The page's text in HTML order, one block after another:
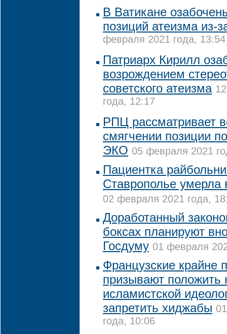
В Ватикане
позиций атеизма из-
февраля 2021 года, 13:54
Патриарх Кирилл
возрождением
советского атеизма
года, 12:17
РПЦ рассматривает
смягчении позиции
ЭКО 05 февраля 2021
Пациентка
Ставрополье умерла
02 февраля 2021 года,
Доработанный
боксах планируют
Госдуму 01 февраля
Французские крайне
призывают положить
исламистской
запретить хиджабы
года, 10:06